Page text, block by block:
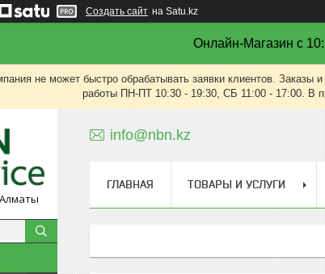
Создать сайт на Satu.kz
Онлайн-Магазин с
не может быстро обрабатывать заявки клиентов.
работы ПН-ПТ 10:30 - 19:30, СБ 11:00 - 17:00. В
info@nbn.kz
ГЛАВНАЯ ТОВАРЫ И УСЛУГИ